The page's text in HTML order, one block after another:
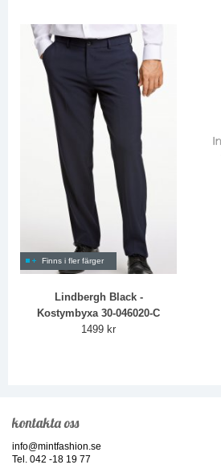
Finns i fler färger
Lindbergh Black -
Kostymbyxa 30-046020-C
1499 kr
kontakta oss
info@mintfashion.se
Tel. 042 -18 19 77